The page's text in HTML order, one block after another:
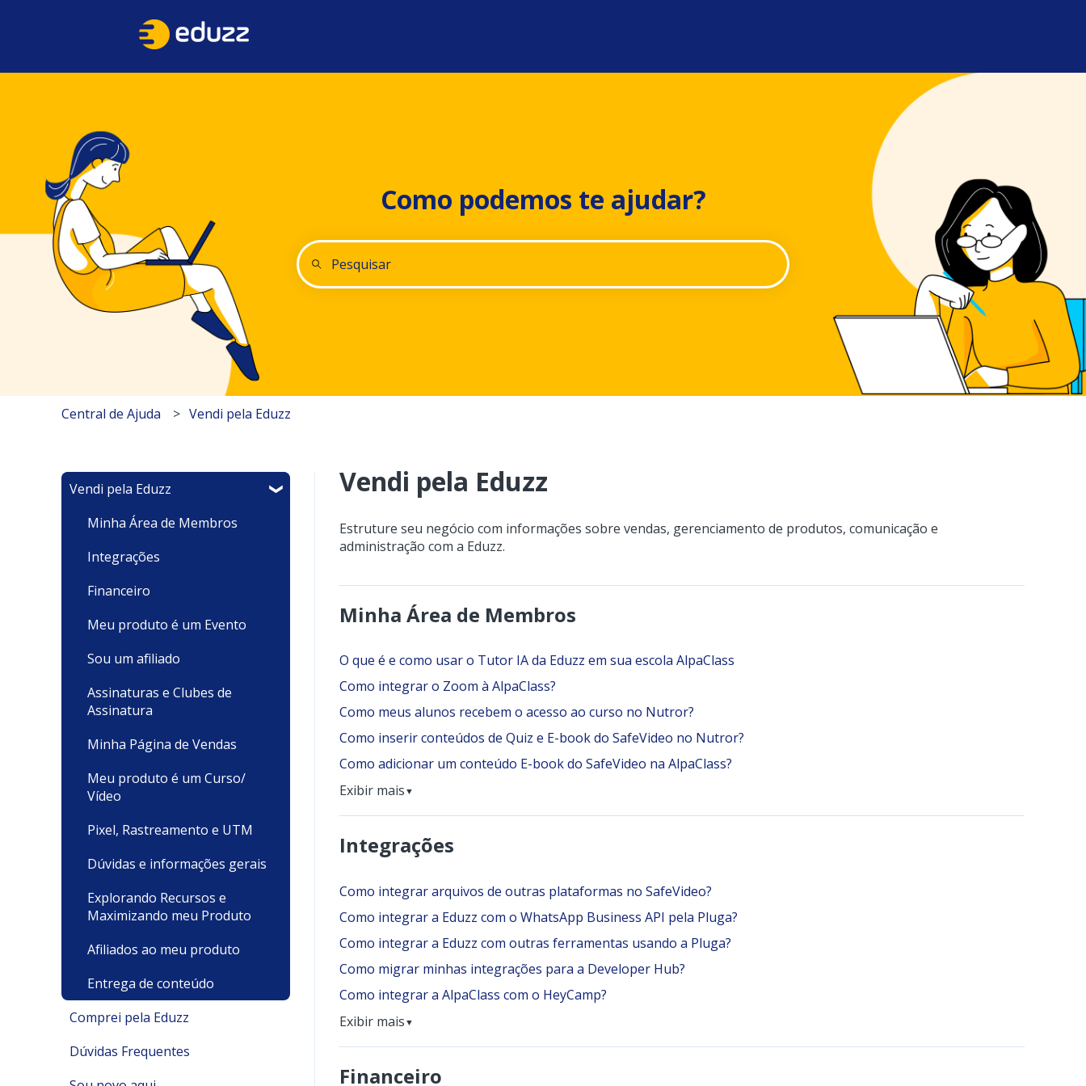
Como podemos te ajudar?
Central de Ajuda Vendi pela Eduzz
Vendi pela Eduzz
Estruture seu negócio com informações sobre vendas, gerenciamento de produtos, comunicação e
administração com a Eduzz.
Minha Área de Membros
O que é e como usar o Tutor IA da Eduzz em sua escola AlpaClass
Como integrar o Zoom à AlpaClass?
Como meus alunos recebem o acesso ao curso no Nutror?
Como inserir conteúdos de Quiz e E-book do SafeVideo no Nutror?
Como adicionar um conteúdo E-book do SafeVideo na AlpaClass?
Exibir mais ▼
Integrações
Como integrar arquivos de outras plataformas no SafeVideo?
Como integrar a Eduzz com o WhatsApp Business API pela Pluga?
Como integrar a Eduzz com outras ferramentas usando a Pluga?
Como migrar minhas integrações para a Developer Hub?
Como integrar a AlpaClass com o HeyCamp?
Exibir mais ▼
Financeiro
Vendi pela Eduzz
Minha Área de Membros
Integrações
Financeiro
Meu produto é um Evento
Sou um afiliado
Assinaturas e Clubes de
Assinatura
Minha Página de Vendas
Meu produto é um Curso/
Vídeo
Pixel, Rastreamento e UTM
Dúvidas e informações gerais
Explorando Recursos e
Maximizando meu Produto
Afiliados ao meu produto
Entrega de conteúdo
Comprei pela Eduzz
Suporte Técnico
Dúvidas Frequentes